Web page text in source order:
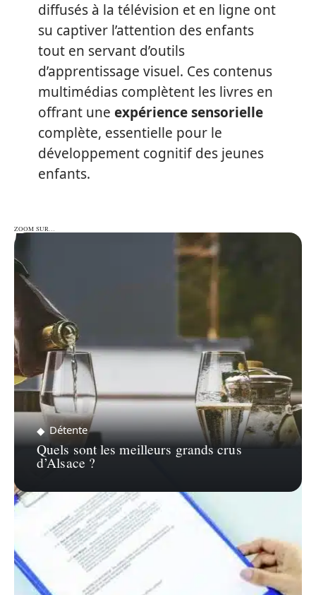
diffusés à la télévision et en ligne ont
su captiver l’attention des enfants
tout en servant d’outils
d’apprentissage visuel. Ces contenus
multimédias complètent les livres en
offrant une expérience sensorielle
complète, essentielle pour le
développement cognitif des jeunes
enfants.
ZOOM SUR…
ZOOM SUR…
Détente
Quels sont les meilleurs grands crus
d’Alsace ?